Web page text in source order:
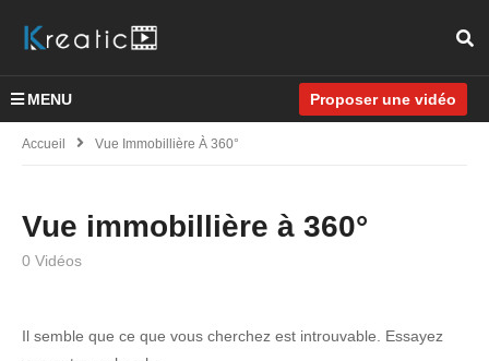
MENU Proposer une vidéo
Accueil Vue Immobillière À 360°
Vue immobillière à 360°
0 Vidéos
Il semble que ce que vous cherchez est introuvable. Essayez